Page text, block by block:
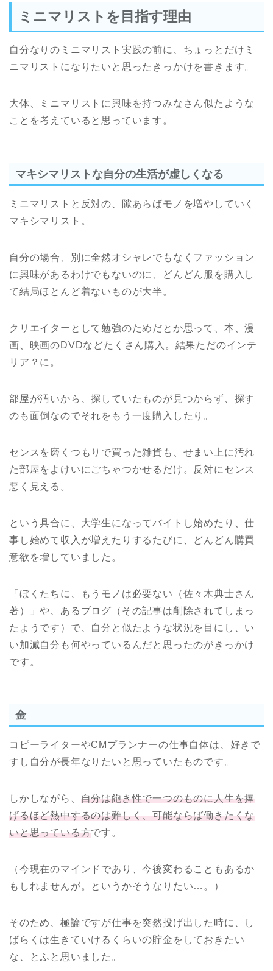
ミニマリストを目指す理由
自分なりのミニマリスト実践の前に、ちょっとだけミ
ニマリストになりたいと思ったきっかけを書きます。
大体、ミニマリストに興味を持つみなさん似たような
ことを考えていると思っています。
マキシマリストな自分の生活が虚しくなる
ミニマリストと反対の、隙あらばモノを増やしていく
マキシマリスト。
自分の場合、別に全然オシャレでもなくファッション
に興味があるわけでもないのに、どんどん服を購入し
て結局ほとんど着ないものが大半。
クリエイターとして勉強のためだとか思って、本、漫
画、映画のDVDなどたくさん購入。結果ただのインテ
リア？に。
部屋が汚いから、探していたものが見つからず、探す
のも面倒なのでそれをもう一度購入したり。
センスを磨くつもりで買った雑貨も、せまい上に汚れ
た部屋をよけいにごちゃつかせるだけ。反対にセンス
悪く見える。
という具合に、大学生になってバイトし始めたり、仕
事し始めて収入が増えたりするたびに、どんどん購買
意欲を増していました。
「ぼくたちに、もうモノは必要ない（佐々木典士さん
著）」や、あるブログ（その記事は削除されてしまっ
たようです）で、自分と似たような状況を目にし、い
い加減自分も何やっているんだと思ったのがきっかけ
です。
金
コピーライターやCMプランナーの仕事自体は、好きで
すし自分が長年なりたいと思っていたものです。
しかしながら、 自分は飽き性で一つのものに人生を捧
げるほど熱中するのは難しく、可能ならば働きたくな
いと思っている方です。
（今現在のマインドであり、今後変わることもあるか
もしれませんが。というかそうなりたい…。）
そのため、極論ですが仕事を突然投げ出した時に、し
ばらくは生きていけるくらいの貯金をしておきたい
な、とふと思いました。